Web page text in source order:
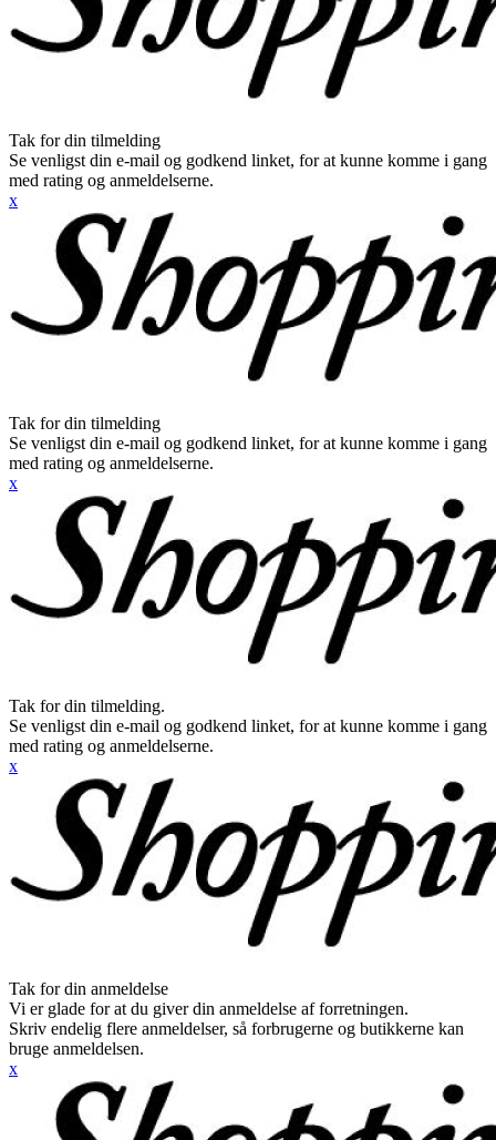
Tak for din tilmelding
Se venligst din e-mail og godkend linket, for at kunne komme i gang
med rating og anmeldelserne.
x
Tak for din tilmelding
Se venligst din e-mail og godkend linket, for at kunne komme i gang
med rating og anmeldelserne.
x
Tak for din tilmelding.
Se venligst din e-mail og godkend linket, for at kunne komme i gang
med rating og anmeldelserne.
x
Tak for din anmeldelse
Vi er glade for at du giver din anmeldelse af forretningen.
Skriv endelig flere anmeldelser, så forbrugerne og butikkerne kan
bruge anmeldelsen.
x